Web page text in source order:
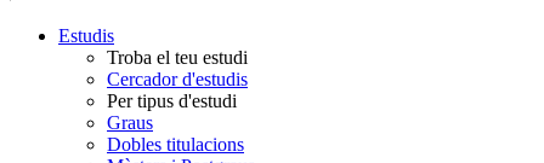
Estudis
Troba el teu estudi
Cercador d'estudis
Per tipus d'estudi
Graus
Dobles titulacions